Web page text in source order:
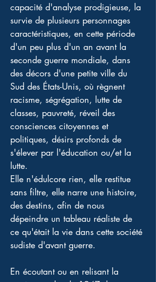
capacité d'analyse prodigieuse, la
survie de plusieurs personnages
caractéristiques, en cette période
d'un peu plus d'un an avant la
seconde guerre mondiale, dans
des décors d'une petite ville du
Sud des États-Unis, où règnent
racisme, ségrégation, lutte de
classes, pauvreté, réveil des
consciences citoyennes et
politiques, désirs profonds de
s'élever par l'éducation ou/et la
lutte.
Elle n'édulcore rien, elle restitue
sans filtre, elle narre une histoire,
des destins, afin de nous
dépeindre un tableau réaliste de
ce qu'était la vie dans cette société
sudiste d'avant guerre.
En écoutant ou en relisant la